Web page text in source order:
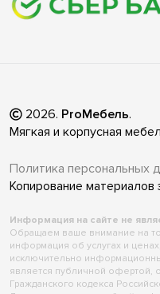
2026. ProМебель.
Мягкая и корпусная
Политика персональных
Копирование материалов
Информация на сайте не
Обращаем ваше внимание на
информация об услугах и
исключительно
является публичной офертой,
Гражданского кодекса